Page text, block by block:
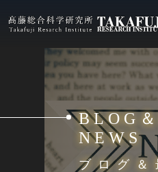
BLOG
NEWS
ブログ